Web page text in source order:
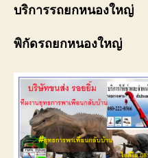
บริการรถยกหนองใหญ่
พิกัดรถยกหนองใหญ่